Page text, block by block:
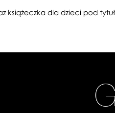
książeczka dla dzieci pod